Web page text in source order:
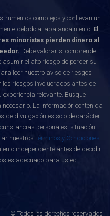
complejos y conllevan un
debido al apalancamiento. El
minoristas pierden dinero al
Debe valorar si comprende
asumir el alto riesgo de perder su
leer nuestro aviso de riesgos
los riesgos involucrados antes de
experiencia relevante. Busque
La información contenida
de divulgación es solo de carácter
personales, situación
nuestros Términos y Condiciones
independiente antes de decidir
es adecuado para usted.
© Todos los derechos reservados